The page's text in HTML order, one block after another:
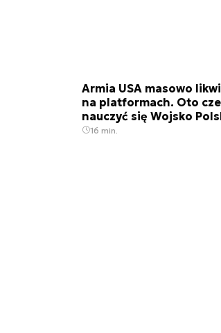
Armia USA masowo
na platformach. Oto
nauczyć się Wojsko
16 min.